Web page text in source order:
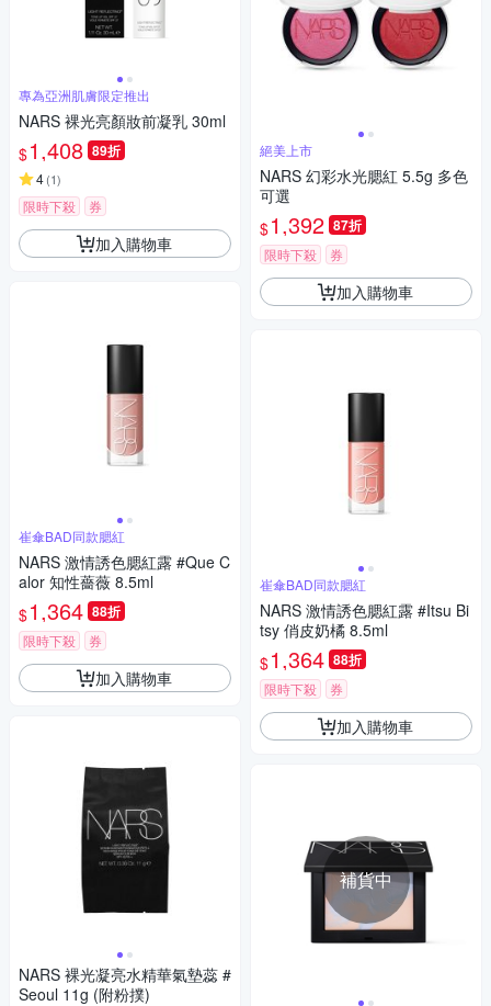
專為亞洲肌膚限定推出
NARS 裸光亮顏妝前凝乳 30ml
$1,408 89折
4(1)
限時下殺 券
加入購物車
崔傘BAD同款腮紅
NARS 激情誘色腮紅露 #Que C
alor 知性薔薇 8.5ml
$1,364 88折
限時下殺 券
加入購物車
NARS 裸光凝亮水精華氣墊蕊 #
Seoul 11g (附粉撲)
絕美上市
NARS 幻彩水光腮紅 5.5g 多色
可選
$1,392 87折
限時下殺 券
加入購物車
崔傘BAD同款腮紅
NARS 激情誘色腮紅露 #Itsu Bi
tsy 俏皮奶橘 8.5ml
$1,364 88折
限時下殺 券
加入購物車
補貨中